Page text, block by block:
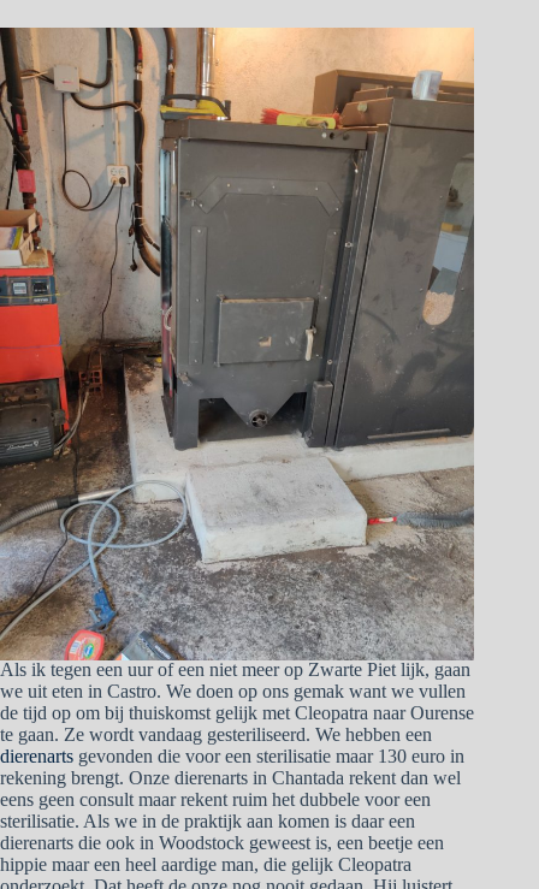
Als ik tegen een uur of een niet meer op Zwarte Piet lijk, gaan
we uit eten in Castro. We doen op ons gemak want we vullen
de tijd op om bij thuiskomst gelijk met Cleopatra naar Ourense
te gaan. Ze wordt vandaag gesteriliseerd. We hebben een
dierenarts gevonden die voor een sterilisatie maar 130 euro in
rekening brengt. Onze dierenarts in Chantada rekent dan wel
eens geen consult maar rekent ruim het dubbele voor een
sterilisatie. Als we in de praktijk aan komen is daar een
dierenarts die ook in Woodstock geweest is, een beetje een
hippie maar een heel aardige man, die gelijk Cleopatra